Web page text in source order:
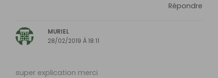
Répondre
MURIEL
28/02/2019 À 18:11
super explication merci